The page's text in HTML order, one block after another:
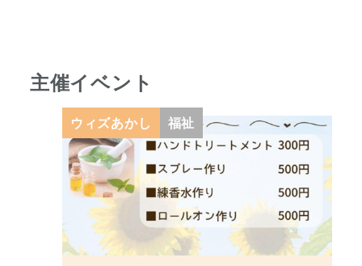
主催イベント
ウィズあかし 福祉